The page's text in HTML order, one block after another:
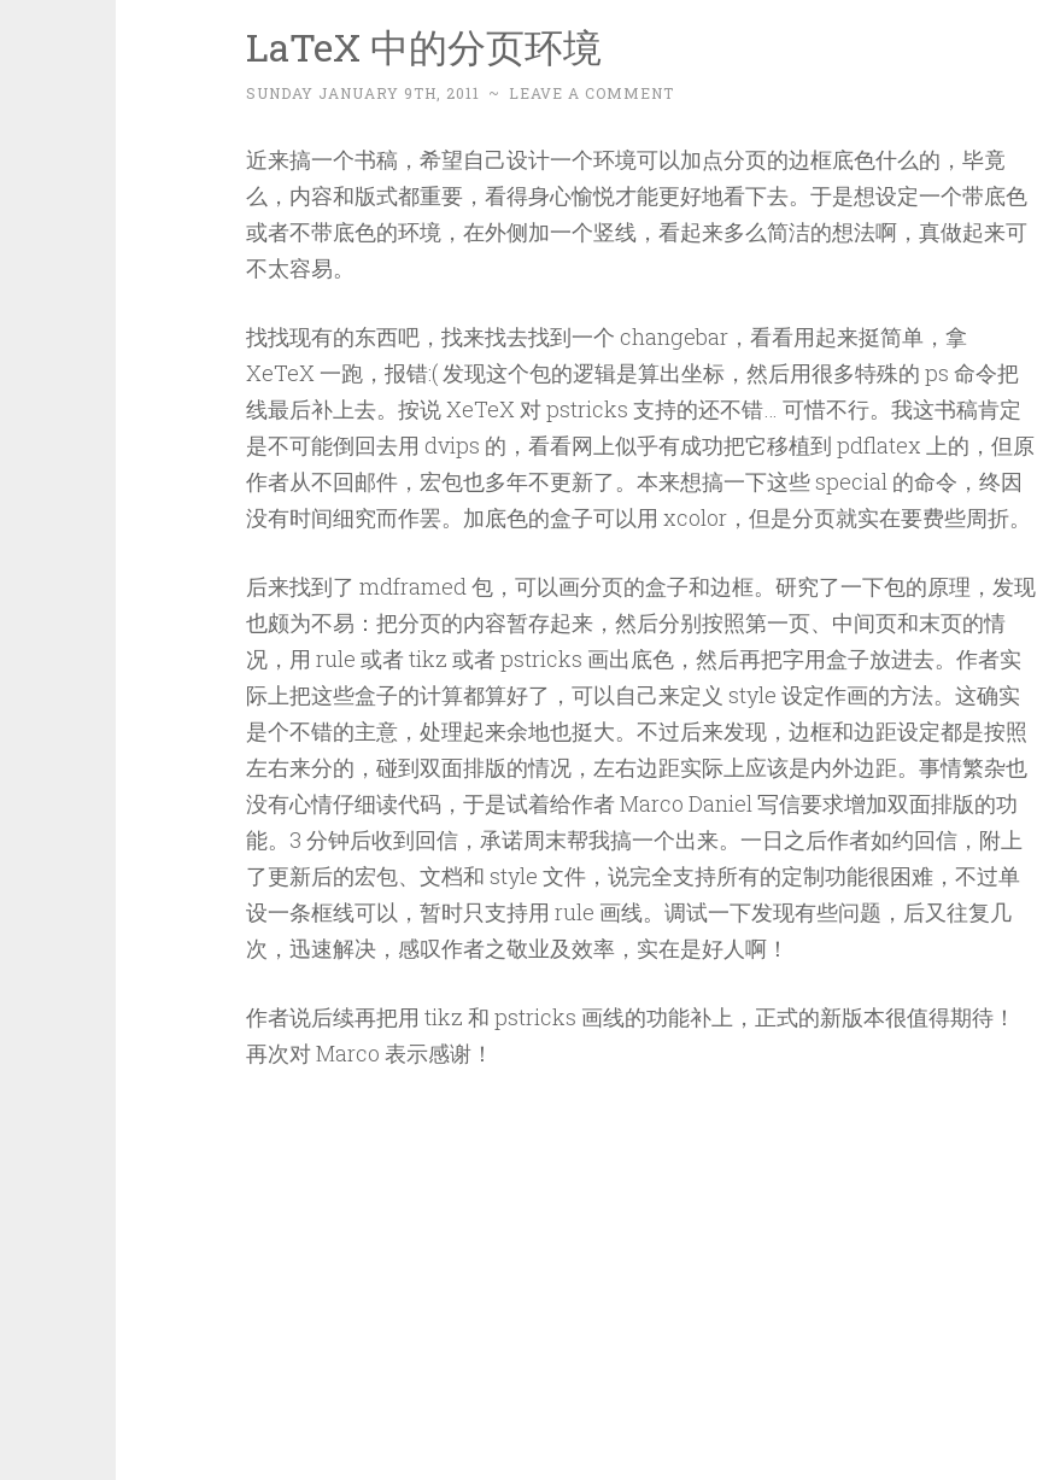
LaTeX 中的分页环境
SUNDAY JANUARY 9TH, 2011 ~ LEAVE A COMMENT
近来搞一个书稿，希望自己设计一个环境可以加点分页的边框底色什么的，毕竟
么，内容和版式都重要，看得身心愉悦才能更好地看下去。于是想设定一个带底色
或者不带底色的环境，在外侧加一个竖线，看起来多么简洁的想法啊，真做起来可
不太容易。
找找现有的东西吧，找来找去找到一个 changebar，看看用起来挺简单，拿
XeTeX 一跑，报错:( 发现这个包的逻辑是算出坐标，然后用很多特殊的 ps 命令把
线最后补上去。按说 XeTeX 对 pstricks 支持的还不错… 可惜不行。我这书稿肯定
是不可能倒回去用 dvips 的，看看网上似乎有成功把它移植到 pdflatex 上的，但原
作者从不回邮件，宏包也多年不更新了。本来想搞一下这些 special 的命令，终因
没有时间细究而作罢。加底色的盒子可以用 xcolor，但是分页就实在要费些周折。
后来找到了 mdframed 包，可以画分页的盒子和边框。研究了一下包的原理，发现
也颇为不易：把分页的内容暂存起来，然后分别按照第一页、中间页和末页的情
况，用 rule 或者 tikz 或者 pstricks 画出底色，然后再把字用盒子放进去。作者实
际上把这些盒子的计算都算好了，可以自己来定义 style 设定作画的方法。这确实
是个不错的主意，处理起来余地也挺大。不过后来发现，边框和边距设定都是按照
左右来分的，碰到双面排版的情况，左右边距实际上应该是内外边距。事情繁杂也
没有心情仔细读代码，于是试着给作者 Marco Daniel 写信要求增加双面排版的功
能。3 分钟后收到回信，承诺周末帮我搞一个出来。一日之后作者如约回信，附上
了更新后的宏包、文档和 style 文件，说完全支持所有的定制功能很困难，不过单
设一条框线可以，暂时只支持用 rule 画线。调试一下发现有些问题，后又往复几
次，迅速解决，感叹作者之敬业及效率，实在是好人啊！
作者说后续再把用 tikz 和 pstricks 画线的功能补上，正式的新版本很值得期待！
再次对 Marco 表示感谢！